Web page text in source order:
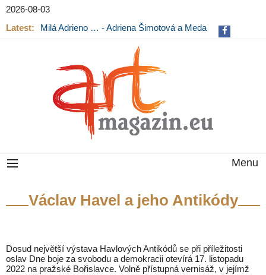
2026-08-03
Latest:
Milá Adrieno … - Adriena Šimotová a Meda
Menu
Václav Havel a jeho Antikódy
Dosud největší výstava Havlových Antikódů se při příležitosti
oslav Dne boje za svobodu a demokracii otevírá 17. listopadu
2022 na pražské Bořislavce. Volně přístupná vernisáž, v jejímž